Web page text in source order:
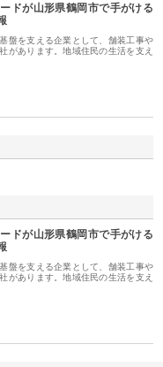
ドが山形県鶴岡市で手がける
盤を支える企業として、舗装工事や
があります。地域住民の生活を支え
ドが山形県鶴岡市で手がける
盤を支える企業として、舗装工事や
があります。地域住民の生活を支え